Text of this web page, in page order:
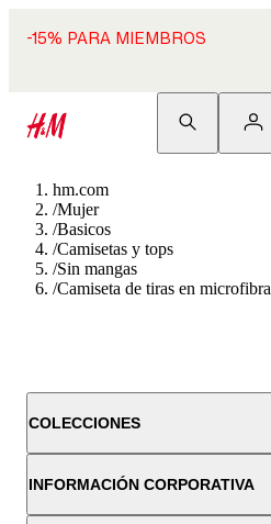
-15% PARA MIEMBROS
hm.com
/Mujer
/Basicos
/Camisetas y tops
/Sin mangas
/Camiseta de tiras en microfibra
COLECCIONES
INFORMACIÓN CORPORATIVA